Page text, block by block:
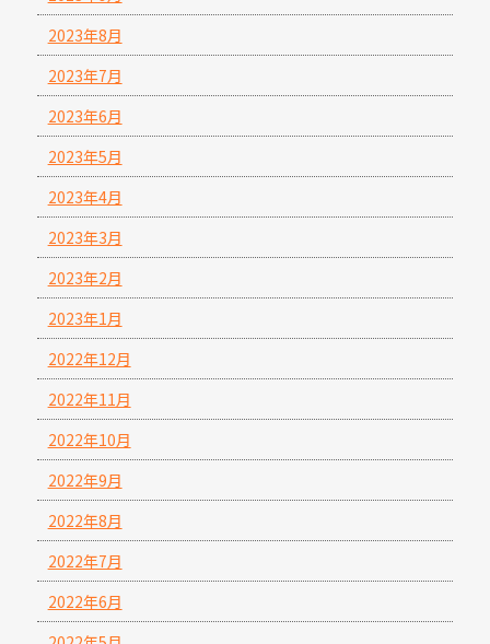
2023年8月
2023年7月
2023年6月
2023年5月
2023年4月
2023年3月
2023年2月
2023年1月
2022年12月
2022年11月
2022年10月
2022年9月
2022年8月
2022年7月
2022年6月